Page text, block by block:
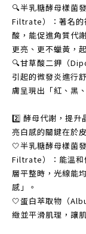
🔍半乳糖酵母樣菌
Filtrate）：著名的
酸，能促進角質代
更亮、更不蠟黃，
🔍甘草酸二鉀（
引起的微發炎進行
膚呈現出「紅、黑
2️⃣ 酵母代謝，提升
亮白感的關鍵在於
🤍半乳糖酵母樣菌
Filtrate）：能溫和
層平整時，光線能
感」。
🤍蛋白萃取物（
緻並平滑肌理，讓